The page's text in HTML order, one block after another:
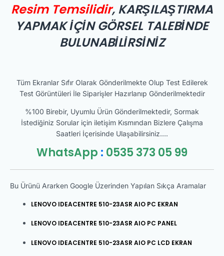
Resim Temsilidir, KARŞILAŞTIRMA
YAPMAK İÇİN GÖRSEL TALEBİNDE
BULUNABİLİRSİNİZ
Tüm Ekranlar Sıfır Olarak Gönderilmekte Olup Test Edilerek
Test Görüntüleri İle Siparişler Hazırlanıp Gönderilmektedir
%100 Birebir, Uyumlu Ürün Gönderilmektedir, Sormak
İstediğiniz Sorular için iletişim Kısmından Bizlere Çalışma
Saatleri İçerisinde Ulaşabilirsiniz….
WhatsApp : 0535 373 05 99
Bu Ürünü Ararken Google Üzerinden Yapılan Sıkça Aramalar
LENOVO IDEACENTRE 510-23ASR AIO PC EKRAN
LENOVO IDEACENTRE 510-23ASR AIO PC PANEL
LENOVO IDEACENTRE 510-23ASR AIO PC LCD EKRAN